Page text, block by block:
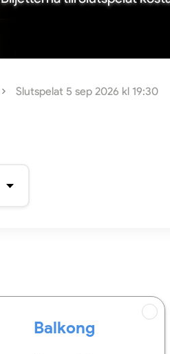
Slutspelat 5 sep 2026 kl 19:30
Balkong